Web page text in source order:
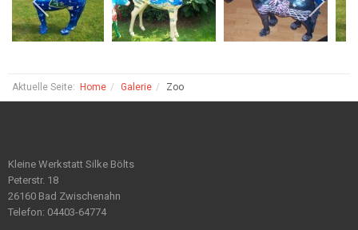
Aktuelle Seite: Home Galerie Zoo
Kleine Werkstatt Silke Bölts
Peterstr. 18
26160 Bad Zwischenahn
Telefon: 04403-64774